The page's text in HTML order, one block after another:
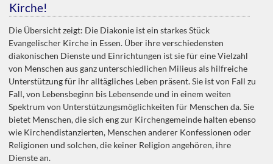
Kirche!
Die Übersicht zeigt: Die Diakonie ist ein starkes Stück
Evangelischer Kirche in Essen. Über ihre verschiedensten
diakonischen Dienste und Einrichtungen ist sie für eine Vielzahl
von Menschen aus ganz unterschiedlichen Milieus als hilfreiche
Unterstützung für ihr alltägliches Leben präsent. Sie ist von Fall zu
Fall, von Lebensbeginn bis Lebensende und in einem weiten
Spektrum von Unterstützungsmöglichkeiten für Menschen da. Sie
bietet Menschen, die sich eng zur Kirchengemeinde halten ebenso
wie Kirchendistanzierten, Menschen anderer Konfessionen oder
Religionen und solchen, die keiner Religion angehören, ihre
Dienste an.